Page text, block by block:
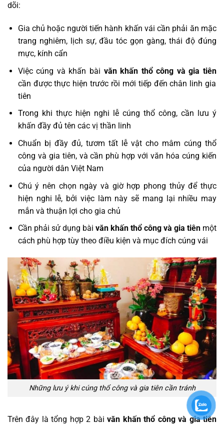
dõi:
Gia chủ hoặc người tiến hành khấn vái cần phải ăn mặc
trang nghiêm, lịch sự, đầu tóc gọn gàng, thái độ đúng
mực, kính cẩn
Việc cúng và khấn bài văn khấn thổ công và gia tiên
cần được thực hiện trước rồi mới tiếp đến chân linh gia
tiên
Trong khi thực hiện nghi lễ cúng thổ công, cần lưu ý
khấn đầy đủ tên các vị thần linh
Chuẩn bị đầy đủ, tươm tất lễ vật cho mâm cúng thổ
công và gia tiên, và cần phù hợp với văn hóa cúng kiến
của người dân Việt Nam
Chú ý nên chọn ngày và giờ hợp phong thủy để thực
hiện nghi lễ, bởi việc làm này sẽ mang lại nhiều may
mắn và thuận lợi cho gia chủ
Cần phải sử dụng bài văn khấn thổ công và gia tiên một
cách phù hợp tùy theo điều kiện và mục đích cúng vái
Những lưu ý khi cúng thổ công và gia tiên cần tránh
Trên đây là tổng hợp 2 bàivăn khấn thổ công và gia tiên